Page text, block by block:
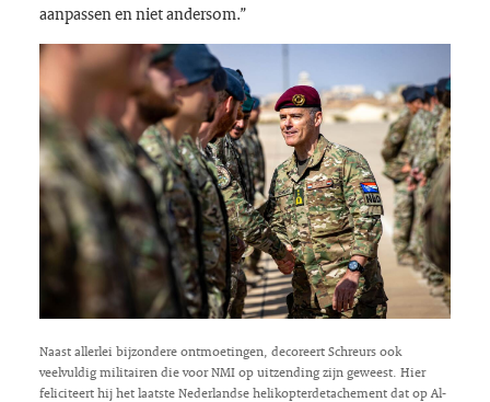
aanpassen en niet andersom.”
Naast allerlei bijzondere ontmoetingen, decoreert Schreurs ook
veelvuldig militairen die voor NMI op uitzending zijn geweest. Hier
feliciteert hij het laatste Nederlandse helikopterdetachement dat op Al-